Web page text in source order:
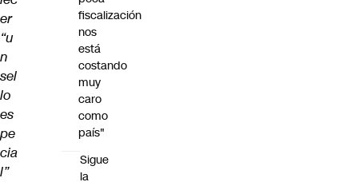
er
“u
n
sel
lo
es
pe
cia
l”
fiscalización
nos
está
costando
muy
caro
como
país"
Sigue
la